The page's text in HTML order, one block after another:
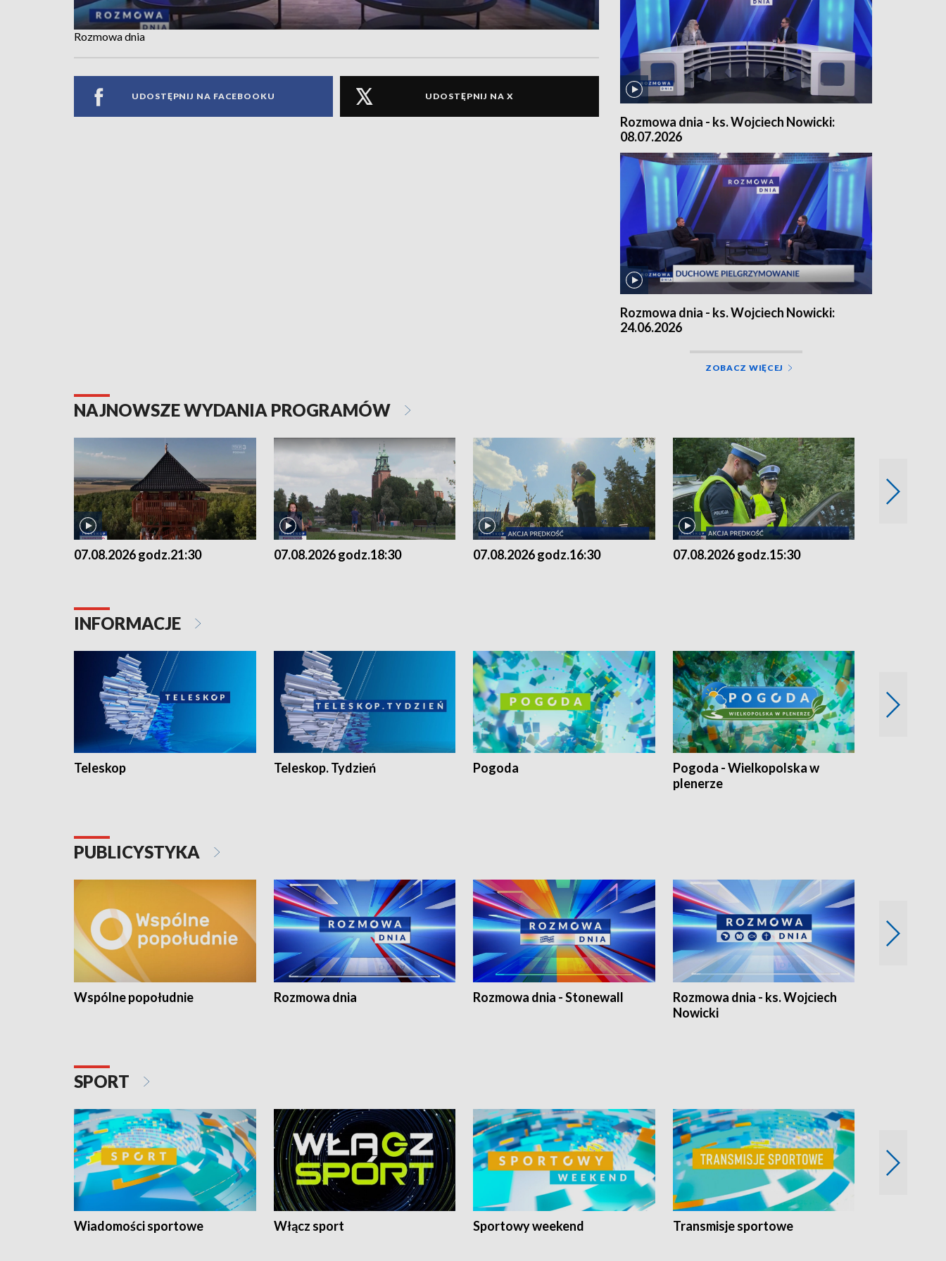
Rozmowa dnia
UDOSTĘPNIJ NA FACEBOOKU UDOSTĘPNIJ NA X
Rozmowa dnia - ks. Wojciech Nowicki:
08.07.2026
Rozmowa dnia - ks. Wojciech Nowicki:
24.06.2026
ZOBACZ WIĘCEJ
NAJNOWSZE WYDANIA PROGRAMÓW
07.08.2026 godz.21:30 07.08.2026 godz.18:30 07.08.2026 godz.16:30 07.08.2026 godz.15:30
INFORMACJE
Teleskop Teleskop. Tydzień Pogoda
Pogoda - Wielkopolska w
plenerze
PUBLICYSTYKA
Wspólne popołudnie Rozmowa dnia Rozmowa dnia - Stonewall
Rozmowa dnia - ks. Wojciech
Nowicki
SPORT
Wiadomości sportowe Włącz sport Sportowy weekend Transmisje sportowe